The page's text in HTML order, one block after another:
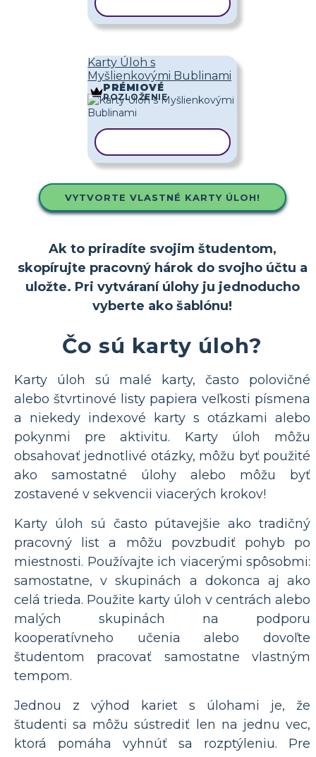
Karty Úloh s
Myšlienkovými Bublinami
PRÉMIOVÉ
ROZLOŽENIE
VYTVORTE VLASTNÉ KARTY ÚLOH!
Ak to priradíte svojim študentom,
skopírujte pracovný hárok do svojho účtu a
uložte. Pri vytváraní úlohy ju jednoducho
vyberte ako šablónu!
Čo sú karty úloh?
Karty úloh sú malé karty, často polovičné
alebo štvrtinové listy papiera veľkosti písmena
a niekedy indexové karty s otázkami alebo
pokynmi pre aktivitu. Karty úloh môžu
obsahovať jednotlivé otázky, môžu byť použité
ako samostatné úlohy alebo môžu byť
zostavené v sekvencii viacerých krokov!
Karty úloh sú často pútavejšie ako tradičný
pracovný list a môžu povzbudiť pohyb po
miestnosti. Používajte ich viacerými spôsobmi:
samostatne, v skupinách a dokonca aj ako
celá trieda. Použite karty úloh v centrách alebo
malých skupinách na podporu
kooperatívneho učenia alebo dovoľte
študentom pracovať samostatne vlastným
tempom.
Jednou z výhod kariet s úlohami je, že
študenti sa môžu sústrediť len na jednu vec,
ktorá pomáha vyhnúť sa rozptýleniu. Pre